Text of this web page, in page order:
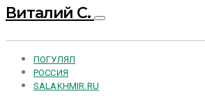
Виталий С.
ПОГУЛЯЛ
РОССИЯ
SALAKHMIR.RU